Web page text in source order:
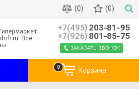
(0) (0)
+7(495) 203-81-95
+7(926) 801-85-75
ЗАКАЗАТЬ ЗВОНОК
Корзина
0